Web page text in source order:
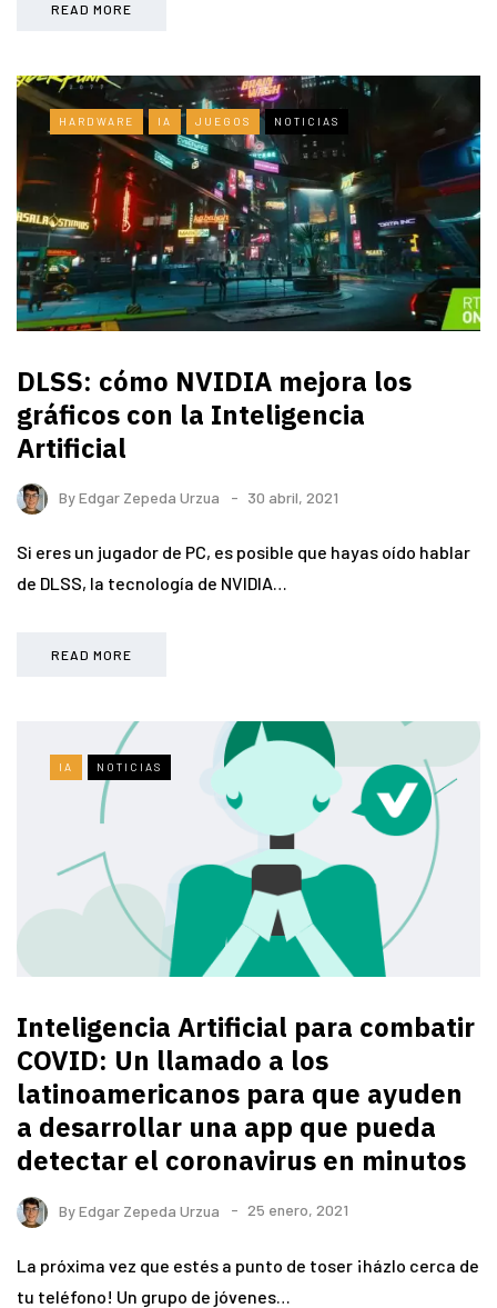
READ MORE
HARDWARE IA JUEGOS NOTICIAS
DLSS: cómo NVIDIA mejora los
gráficos con la Inteligencia
Artificial
ByEdgar Zepeda Urzua 30 abril, 2021
Si eres un jugador de PC, es posible que hayas oído hablar
de DLSS, la tecnología de NVIDIA…
READ MORE
IA NOTICIAS
Inteligencia Artificial para combatir
COVID: Un llamado a los
latinoamericanos para que ayuden
a desarrollar una app que pueda
detectar el coronavirus en minutos
ByEdgar Zepeda Urzua 25 enero, 2021
La próxima vez que estés a punto de toser ¡házlo cerca de
tu teléfono! Un grupo de jóvenes…